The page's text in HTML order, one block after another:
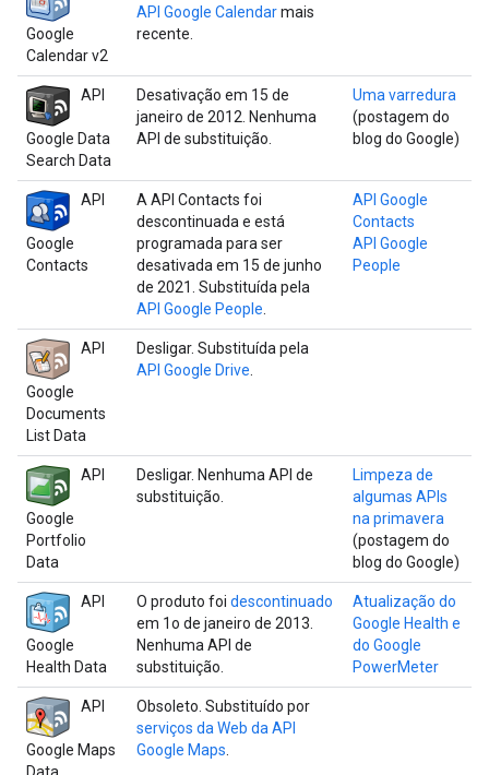
Google
Calendar v2
API Google Calendarmais
recente.
API
Google Data
Search Data
Desativação em 15 de
janeiro de 2012. Nenhuma
API de substituição.
Uma varredura
(postagem do
blog do Google)
API
Google
Contacts
A API Contacts foi
descontinuada e está
programada para ser
desativada em 15 de junho
de 2021. Substituída pela
API Google People
API Google
Contacts
API Google
People
API
Google
Documents
List Data
Desligar. Substituída pela
API Google Drive
API
Google
Portfolio
Data
Desligar. Nenhuma API de
substituição.
Limpeza de
algumas APIs
na primavera
(postagem do
blog do Google)
API
Google
Health Data
O produto foi descontinuado
em 1o de janeiro de 2013.
Nenhuma API de
substituição.
Atualização do
Google Health e
do Google
PowerMeter
API
Google Maps
Obsoleto. Substituído por
serviços da Web da API
Google Maps